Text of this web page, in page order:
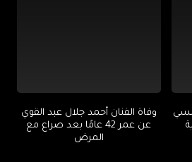
وفاة الفنان أحمد جلال عبد القوي
عن عمر 42 عامًا بعد صراع مع
المرض